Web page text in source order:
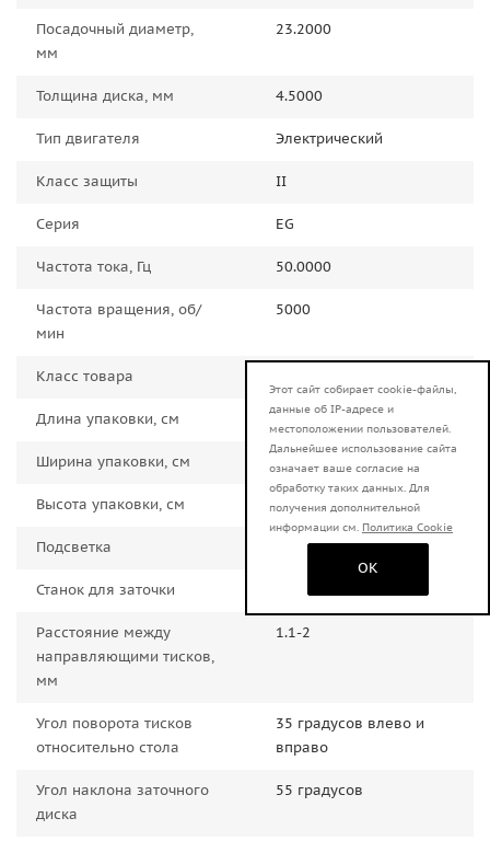
Посадочный диаметр,
мм
23.2000
Толщина диска, мм 4.5000
Тип двигателя Электрический
Класс защиты II
Серия EG
Частота тока, Гц 50.0000
Частота вращения, об/
мин
5000
Класс товара
Длина упаковки, см 25.0000
Ширина упаковки, см
Высота упаковки, см 17.0000
Подсветка
Станок для заточки цепей
Расстояние между
направляющими тисков,
мм
1.1-2
Угол поворота тисков
относительно стола
35 градусов влево и
вправо
Угол наклона заточного
диска
55 градусов
Этот сайт собирает cookie-файлы,
данные об IP-адресе и
местоположении пользователей.
Дальнейшее использование сайта
означает ваше согласие на
обработку таких данных. Для
получения дополнительной
информации см. Политика Cookie
OK